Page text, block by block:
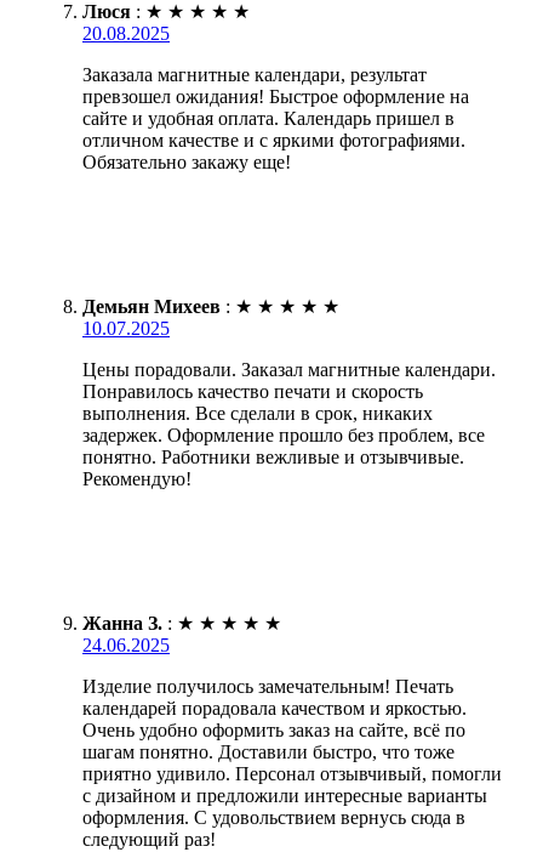
Люся : ★ ★ ★ ★ ★
20.08.2025
Заказала магнитные календари, результат
превзошел ожидания! Быстрое оформление на
сайте и удобная оплата. Календарь пришел в
отличном качестве и с яркими фотографиями.
Обязательно закажу еще!
Демьян Михеев : ★ ★ ★ ★ ★
10.07.2025
Цены порадовали. Заказал магнитные календари.
Понравилось качество печати и скорость
выполнения. Все сделали в срок, никаких
задержек. Оформление прошло без проблем, все
понятно. Работники вежливые и отзывчивые.
Рекомендую!
Жанна З. : ★ ★ ★ ★ ★
24.06.2025
Изделие получилось замечательным! Печать
календарей порадовала качеством и яркостью.
Очень удобно оформить заказ на сайте, всё по
шагам понятно. Доставили быстро, что тоже
приятно удивило. Персонал отзывчивый, помогли
с дизайном и предложили интересные варианты
оформления. С удовольствием вернусь сюда в
следующий раз!